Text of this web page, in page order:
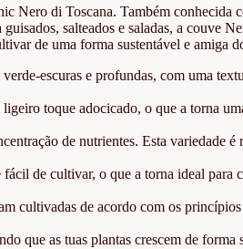
Nero di Toscana. Também conhecida
salteados e saladas, a couve
de uma forma sustentável e amiga
escuras e profundas, com uma
toque adocicado, o que a torna
de nutrientes. Esta variedade
de cultivar, o que a torna ideal para
cultivadas de acordo com os
que as tuas plantas crescem de forma